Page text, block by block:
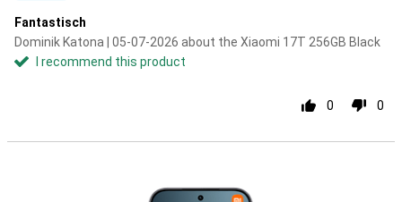
Fantastisch
Dominik Katona | 05-07-2026 about the Xiaomi 17T 256GB Black
I recommend this product
0 0